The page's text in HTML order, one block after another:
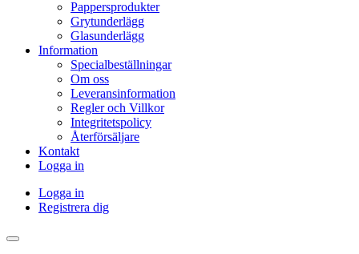
Pappersprodukter
Grytunderlägg
Glasunderlägg
Information
Specialbeställningar
Om oss
Leveransinformation
Regler och Villkor
Integritetspolicy
Återförsäljare
Kontakt
Logga in
Logga in
Registrera dig